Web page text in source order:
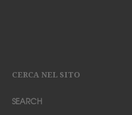
CERCA NEL SITO
SEARCH